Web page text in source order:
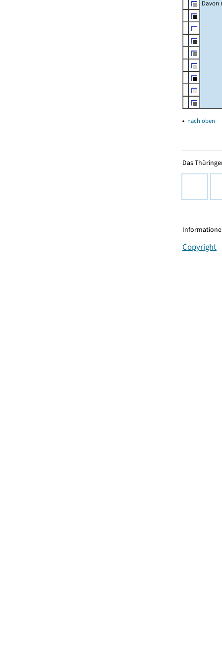
Davon
▴ nach oben
Das
Copyright